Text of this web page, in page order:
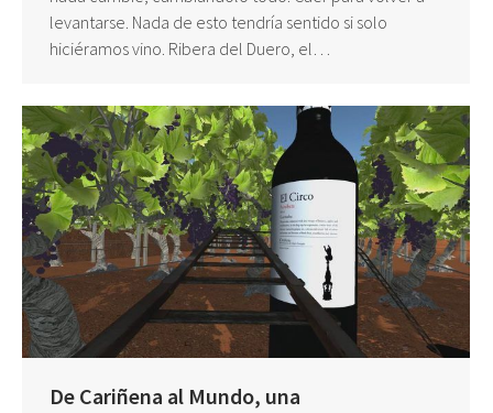
levantarse. Nada de esto tendría sentido si solo
hiciéramos vino. Ribera del Duero, el…
De Cariñena al Mundo, una